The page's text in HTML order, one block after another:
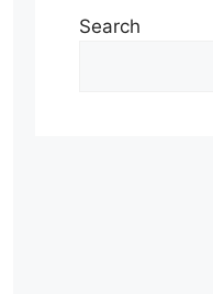
Search